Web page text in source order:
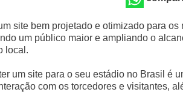
site bem projetado e otimizado para
um público maior e ampliando o
local.
um site para o seu estádio no Brasil é
com os torcedores e visitantes,